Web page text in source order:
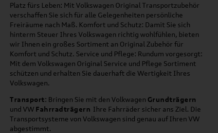
Platz fürs Leben: Mit Volkswagen Original Transportzubehör
verschaffen Sie sich für alle Gelegenheiten persönliche
Freiräume nach Maß. Komfort und Schutz: Damit Sie sich
hinterm Steuer Ihres Volkswagen richtig wohlfühlen, bieten
wir Ihnen ein großes Sortiment an Original Zubehör für
Komfort und Schutz. Service und Pflege: Rundum vorgesorgt:
Mit dem Volkswagen Original Service und Pflege Sortiment
schützen und erhalten Sie dauerhaft die Wertigkeit Ihres
Volkswagen.
Transport: Bringen Sie mit den Volkwagen Grundträgern
und VW Fahrradträgern Ihre Fahrräder sicher ans Ziel. Die
Transportsysteme von Volkswagen sind genau auf Ihren VW
abgestimmt.